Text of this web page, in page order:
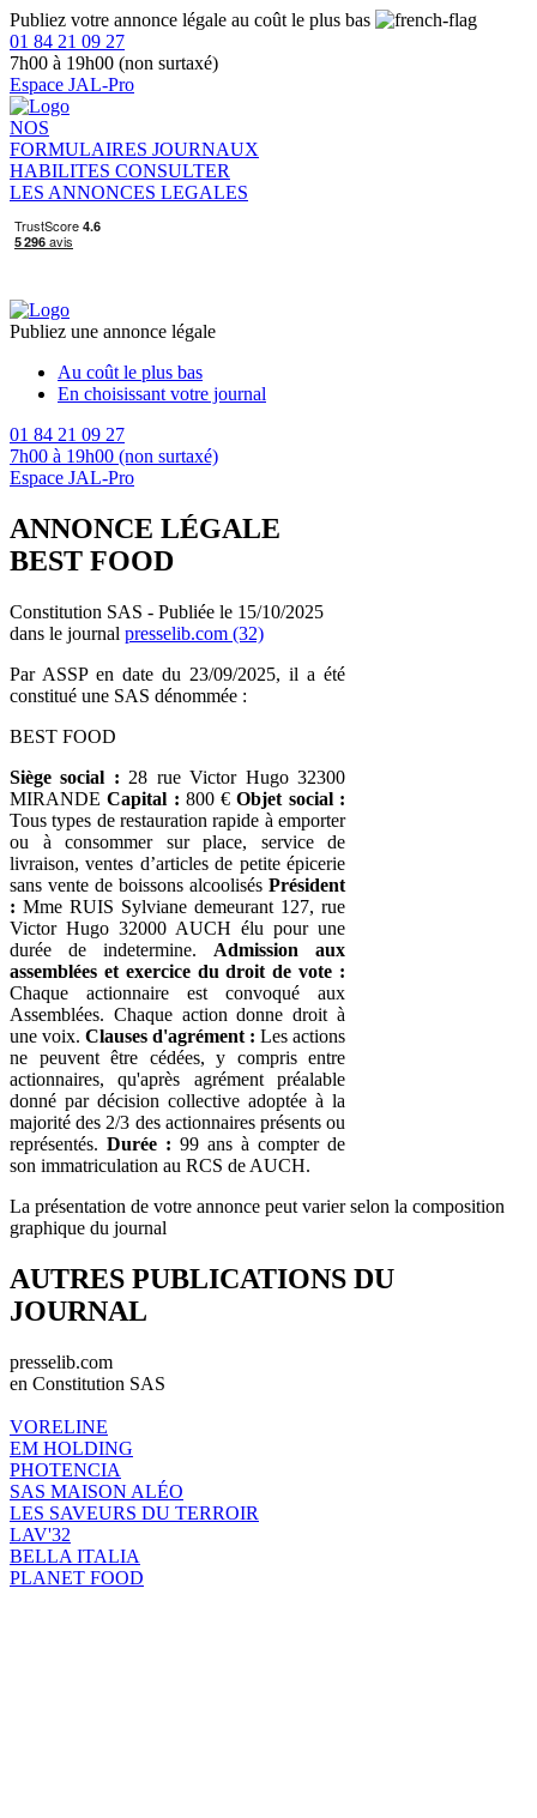
Publiez votre annonce légale au coût le plus bas
01 84 21 09 27
7h00 à 19h00 (non surtaxé)
Espace JAL-Pro
NOS
FORMULAIRES JOURNAUX
HABILITES CONSULTER
LES ANNONCES LEGALES
Publiez une annonce légale
Au coût le plus bas
En choisissant votre journal
01 84 21 09 27
7h00 à 19h00 (non surtaxé)
Espace JAL-Pro
ANNONCE LÉGALE
BEST FOOD
Constitution SAS - Publiée le 15/10/2025
dans le journal presselib.com (32)
Par ASSP en date du 23/09/2025, il a été
constitué une SAS dénommée :
BEST FOOD
Siège social : 28 rue Victor Hugo 32300
MIRANDECapital : 800 €Objet social :
Tous types de restauration rapide à emporter
ou à consommer sur place, service de
livraison, ventes d’articles de petite épicerie
sans vente de boissons alcoolisés Président
: Mme RUIS Sylviane demeurant 127, rue
Victor Hugo 32000 AUCH élu pour une
durée de indetermine. Admission aux
assemblées et exercice du droit de vote :
Chaque actionnaire est convoqué aux
Assemblées. Chaque action donne droit à
une voix. Clauses d'agrément : Les actions
ne peuvent être cédées, y compris entre
actionnaires, qu'après agrément préalable
donné par décision collective adoptée à la
majorité des 2/3 des actionnaires présents ou
représentés. Durée : 99 ans à compter de
son immatriculation au RCS de AUCH.
La présentation de votre annonce peut varier selon la composition
graphique du journal
AUTRES PUBLICATIONS DU
JOURNAL
presselib.com
en Constitution SAS
VORELINE
EM HOLDING
PHOTENCIA
SAS MAISON ALÉO
LES SAVEURS DU TERROIR
LAV'32
BELLA ITALIA
PLANET FOOD